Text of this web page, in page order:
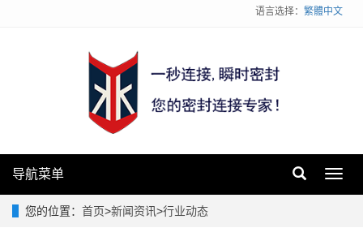
语言选择： 繁體中文
导航菜单
您的位置： 首页>新闻资讯>行业动态